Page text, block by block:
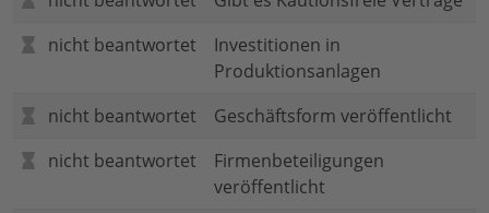
nicht beantwortet
Investitionen in
Produktionsanlagen
nicht beantwortet
Geschäftsform veröffentlicht
nicht beantwortet
Firmenbeteiligungen
veröffentlicht